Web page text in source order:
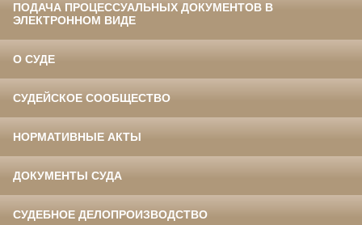
ПОДАЧА ПРОЦЕССУАЛЬНЫХ ДОКУМЕНТОВ В
ЭЛЕКТРОННОМ ВИДЕ
О СУДЕ
СУДЕЙСКОЕ СООБЩЕСТВО
НОРМАТИВНЫЕ АКТЫ
ДОКУМЕНТЫ СУДА
СУДЕБНОЕ ДЕЛОПРОИЗВОДСТВО